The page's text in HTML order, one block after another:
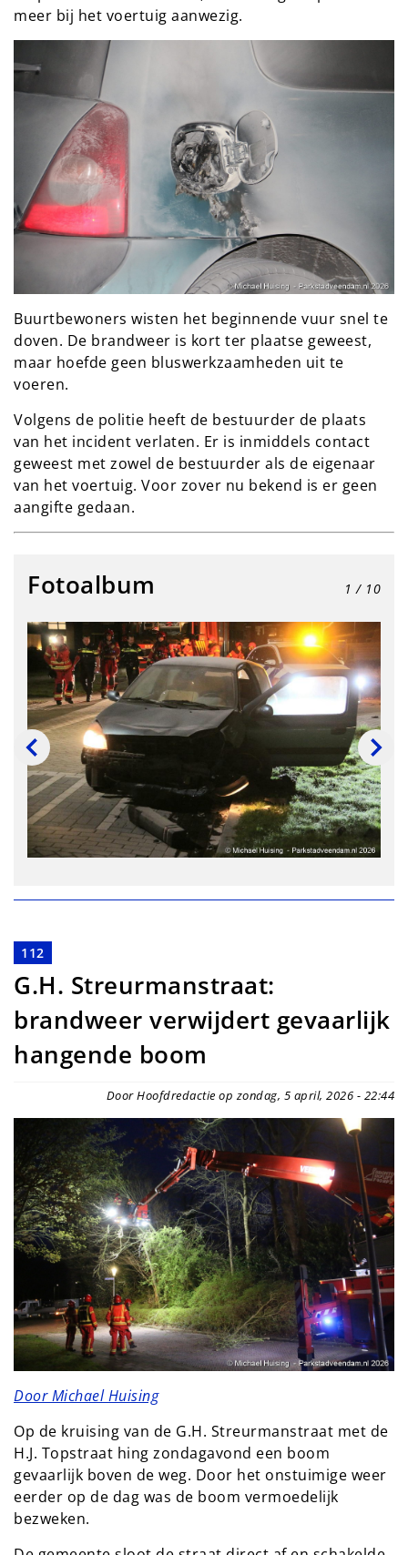
meer bij het voertuig aanwezig.
Buurtbewoners wisten het beginnende vuur snel te
doven. De brandweer is kort ter plaatse geweest,
maar hoefde geen bluswerkzaamheden uit te
voeren.
Volgens de politie heeft de bestuurder de plaats
van het incident verlaten. Er is inmiddels contact
geweest met zowel de bestuurder als de eigenaar
van het voertuig. Voor zover nu bekend is er geen
aangifte gedaan.
Fotoalbum 1 / 10
112
G.H. Streurmanstraat:
brandweer verwijdert gevaarlijk
hangende boom
Door Hoofdredactie op zondag, 5 april, 2026 - 22:44
Door Michael Huising
Op de kruising van de G.H. Streurmanstraat met de
H.J. Topstraat hing zondagavond een boom
gevaarlijk boven de weg. Door het onstuimige weer
eerder op de dag was de boom vermoedelijk
bezweken.